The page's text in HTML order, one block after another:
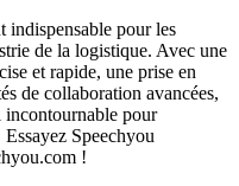
indispensable pour les
de la logistique. Avec une
et rapide, une prise en
de collaboration avancées,
pour
Speechyou
!